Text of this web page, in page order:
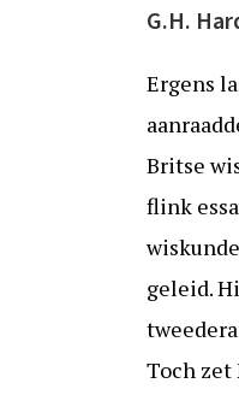
G.H.
Ergens
Britse
flink
geleid.
Toch zet